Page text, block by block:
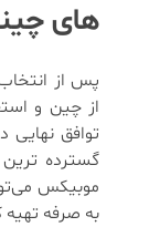
های
پس از
از چین و
توافق
گسترده‌
موبیکس
به صرفه تهیه